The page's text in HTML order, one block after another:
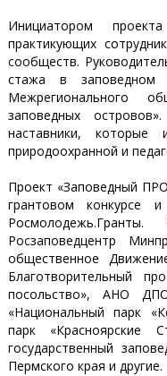
Инициатором
практикующих
сообществ.
стажа в заповедном
Межрегионального
заповедных
наставники,
природоохранной и
Проект «Заповедный
грантовом конкурсе
Росзаповедцентр
общественное
Благотворительный
посольство», АНО
«Национальный парк
парк «Красноярские
государственный
Пермского края и другие.